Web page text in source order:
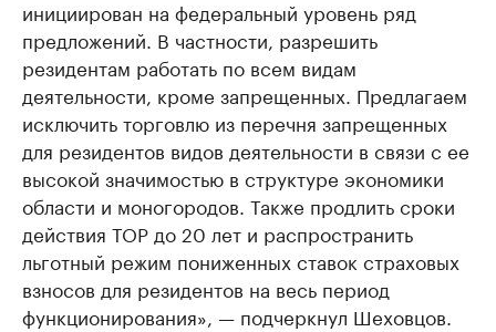
инициирован на федеральный уровень ряд
предложений. В частности, разрешить
резидентам работать по всем видам
деятельности, кроме запрещенных. Предлагаем
исключить торговлю из перечня запрещенных
для резидентов видов деятельности в связи с ее
высокой значимостью в структуре экономики
области и моногородов. Также продлить сроки
действия ТОР до 20 лет и распространить
льготный режим пониженных ставок страховых
взносов для резидентов на весь период
функционирования», — подчеркнул Шеховцов.